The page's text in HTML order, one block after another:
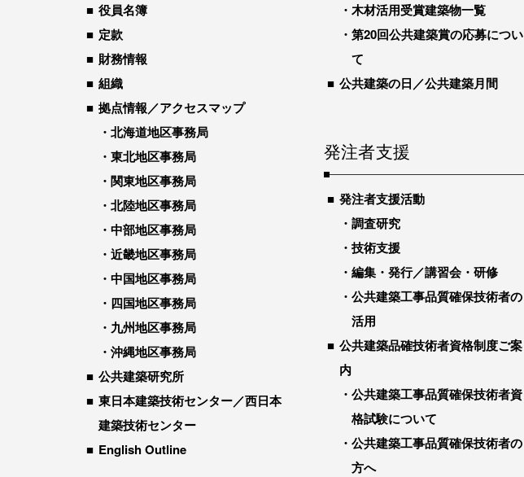
役員名簿
定款
財務情報
組織
拠点情報／アクセスマップ
北海道地区事務局
東北地区事務局
関東地区事務局
北陸地区事務局
中部地区事務局
近畿地区事務局
中国地区事務局
四国地区事務局
九州地区事務局
沖縄地区事務局
公共建築研究所
東日本建築技術センター／西日本
建築技術センター
English Outline
木材活用受賞建築物一覧
第20回公共建築賞の応募につい
て
公共建築の日／公共建築月間
発注者支援
発注者支援活動
調査研究
技術支援
編集・発行／講習会・研修
公共建築工事品質確保技術者の
活用
公共建築品確技術者資格制度ご案
内
公共建築工事品質確保技術者資
格試験について
公共建築工事品質確保技術者の
方へ